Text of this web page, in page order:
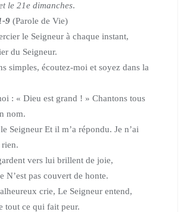
le 21e dimanches.
9 (Parole de Vie)
le Seigneur à chaque instant,
du Seigneur.
simples, écoutez-moi et soyez dans la
: « Dieu est grand ! » Chantons tous
nom.
Seigneur Et il m’a répondu. Je n’ai
vers lui brillent de joie,
N’est pas couvert de honte.
crie, Le Seigneur entend,
tout ce qui fait peur.